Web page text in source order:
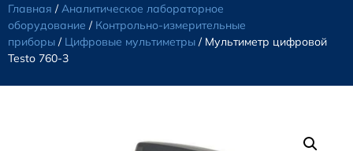
Главная /Аналитическое лабораторное
оборудование / Контрольно-измерительные
приборы / Цифровые мультиметры / Мультиметр цифровой
Testo 760-3